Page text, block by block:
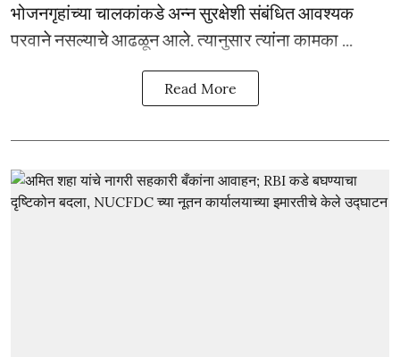
भोजनगृहांच्या चालकांकडे अन्न सुरक्षेशी संबंधित आवश्यक
परवाने नसल्याचे आढळून आले. त्यानुसार त्यांना कामका ...
Read More